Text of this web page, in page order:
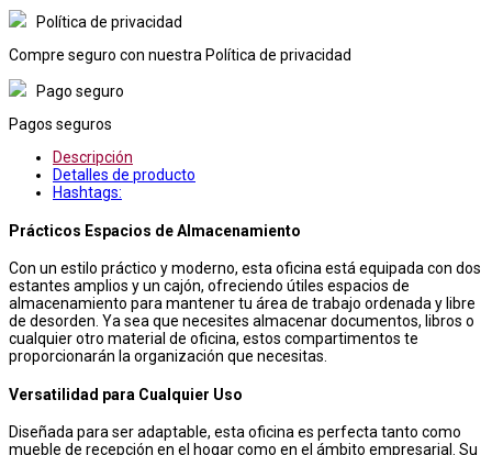
Política de privacidad
Compre seguro con nuestra Política de privacidad
Pago seguro
Pagos seguros
Descripción
Detalles de producto
Hashtags:
Prácticos Espacios de Almacenamiento
Con un estilo práctico y moderno, esta oficina está equipada con dos
estantes amplios y un cajón, ofreciendo útiles espacios de
almacenamiento para mantener tu área de trabajo ordenada y libre
de desorden. Ya sea que necesites almacenar documentos, libros o
cualquier otro material de oficina, estos compartimentos te
proporcionarán la organización que necesitas.
Versatilidad para Cualquier Uso
Diseñada para ser adaptable, esta oficina es perfecta tanto como
mueble de recepción en el hogar como en el ámbito empresarial. Su